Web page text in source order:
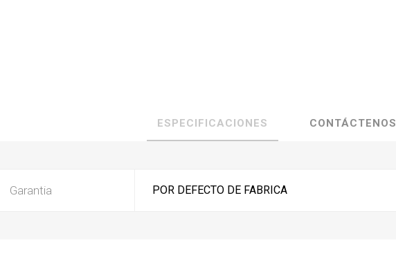
ESPECIFICACIONES CONTÁCTENOS
Garantia POR DEFECTO DE FABRICA